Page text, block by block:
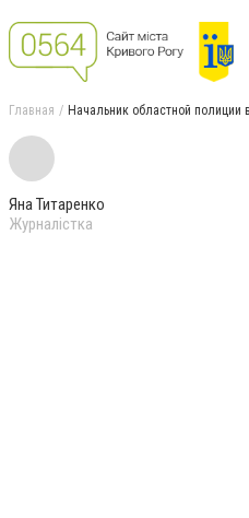
Главная Начальник областной полиции
Яна Титаренко
Журналістка